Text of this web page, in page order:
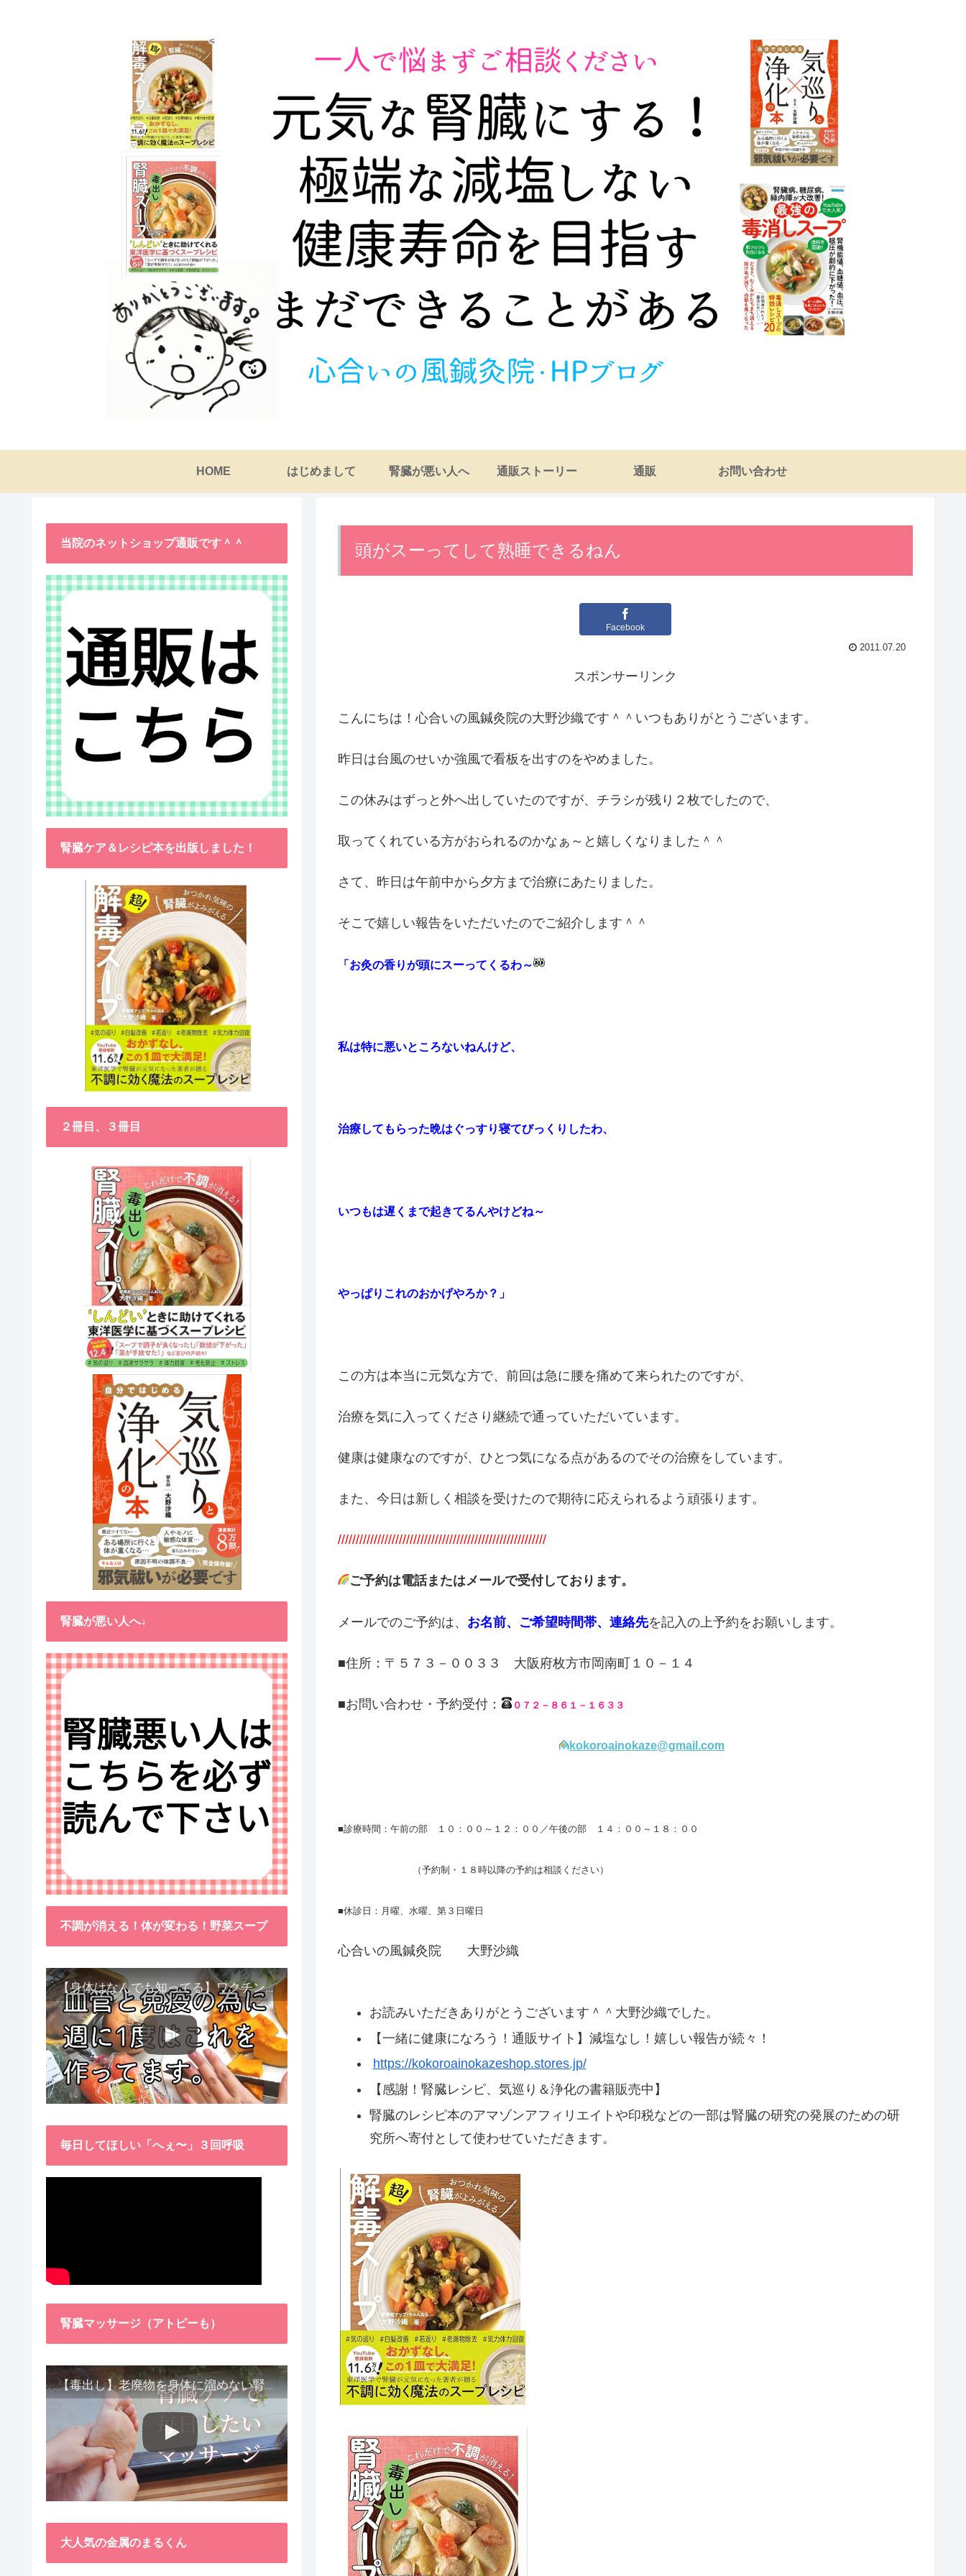
HOME はじめまして 腎臓が悪い人へ 通販ストーリー 通販 お問い合わせ
頭がスーってして熟睡できるねん
Facebook
2011.07.20
スポンサーリンク
こんにちは！心合いの風鍼灸院の大野沙織です＾＾いつもありがとうございます。
昨日は台風のせいか強風で看板を出すのをやめました。
この休みはずっと外へ出していたのですが、チラシが残り２枚でしたので、
取ってくれている方がおられるのかなぁ～と嬉しくなりました＾＾
さて、昨日は午前中から夕方まで治療にあたりました。
そこで嬉しい報告をいただいたのでご紹介します＾＾
「お灸の香りが頭にスーってくるわ～
私は特に悪いところないねんけど、
治療してもらった晩はぐっすり寝てびっくりしたわ、
いつもは遅くまで起きてるんやけどね～
やっぱりこれのおかげやろか？」
この方は本当に元気な方で、前回は急に腰を痛めて来られたのですが、
治療を気に入ってくださり継続で通っていただいています。
健康は健康なのですが、ひとつ気になる点があるのでその治療をしています。
また、今日は新しく相談を受けたので期待に応えられるよう頑張ります。
//////////////////////////////////////////////////////////
ご予約は電話またはメールで受付しております。
メールでのご予約は、 お名前、ご希望時間帯、連絡先を記入の上予約をお願いします。
■住所：〒５７３－００３３ 大阪府枚方市岡南町１０－１４
■お問い合わせ・予約受付： ０７２－８６１－１６３３
kokoroainokaze@gmail.com
■診療時間：午前の部 １０：００～１２：００／午後の部 １４：００～１８：００
（予約制・１８時以降の予約は相談ください）
■休診日：月曜、水曜、第３日曜日
心合いの風鍼灸院 大野沙織
お読みいただきありがとうございます＾＾大野沙織でした。
【一緒に健康になろう！通販サイト】減塩なし！嬉しい報告が続々！
https://kokoroainokazeshop.stores.jp/
【感謝！腎臓レシピ、気巡り＆浄化の書籍販売中】
腎臓のレシピ本のアマゾンアフィリエイトや印税などの一部は腎臓の研究の発展のための研
究所へ寄付として使わせていただきます。
当院のネットショップ通販です＾＾
腎臓ケア＆レシピ本を出版しました！
２冊目、３冊目
腎臓が悪い人へ↓
不調が消える！体が変わる！野菜スープ
【身体はなんでも知ってる】ワクチン接種後、異常に食べたくなった野菜が細胞回復に貢献してくれました。
毎日してほしい「へぇ〜」３回呼吸
腎臓マッサージ（アトピーも）
【毒出し】老廃物を身体に溜めない腎臓ケア４種をご紹介します。
大人気の金属のまるくん